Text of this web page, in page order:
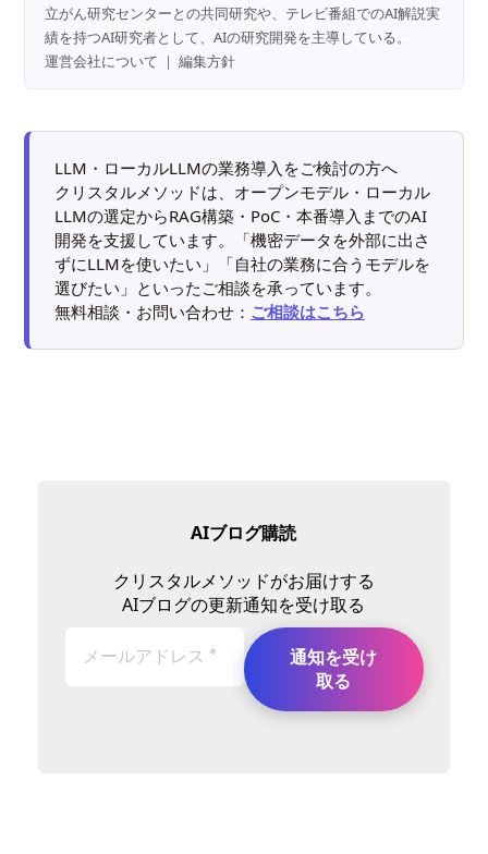
立がん研究センターとの共同研究や、テレビ番組でのAI解説実
績を持つAI研究者として、AIの研究開発を主導している。
運営会社について ｜編集方針
LLM・ローカルLLMの業務導入をご検討の方へ
クリスタルメソッドは、オープンモデル・ローカル
LLMの選定からRAG構築・PoC・本番導入までのAI
開発を支援しています。「機密データを外部に出さ
ずにLLMを使いたい」「自社の業務に合うモデルを
選びたい」といったご相談を承っています。
無料相談・お問い合わせ： ご相談はこちら
AIブログ購読
クリスタルメソッドがお届けする
AIブログの更新通知を受け取る